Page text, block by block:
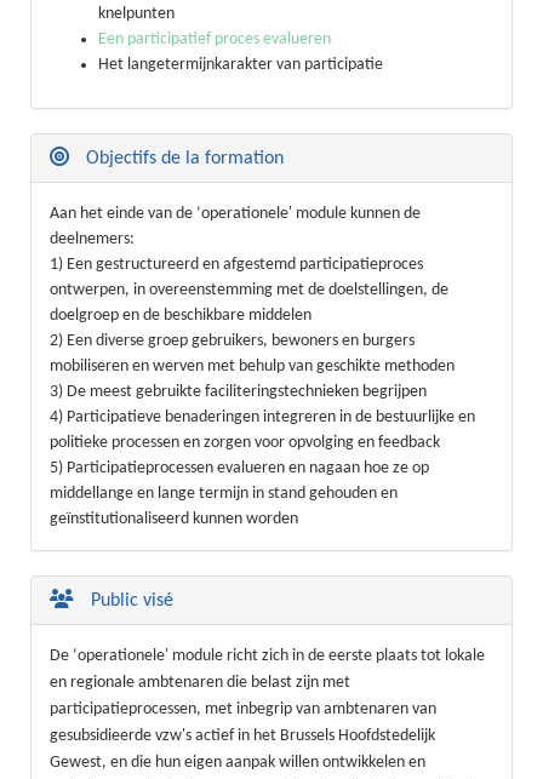
knelpunten
Een participatief proces evalueren
Het langetermijnkarakter van participatie
Objectifs de la formation
Aan het einde van de ‘operationele' module kunnen de
deelnemers:
1) Een gestructureerd en afgestemd participatieproces
ontwerpen, in overeenstemming met de doelstellingen, de
doelgroep en de beschikbare middelen
2) Een diverse groep gebruikers, bewoners en burgers
mobiliseren en werven met behulp van geschikte methoden
3) De meest gebruikte faciliteringstechnieken begrijpen
4) Participatieve benaderingen integreren in de bestuurlijke en
politieke processen en zorgen voor opvolging en feedback
5) Participatieprocessen evalueren en nagaan hoe ze op
middellange en lange termijn in stand gehouden en
geïnstitutionaliseerd kunnen worden
Public visé
De ‘operationele' module richt zich in de eerste plaats tot lokale
en regionale ambtenaren die belast zijn met
participatieprocessen, met inbegrip van ambtenaren van
gesubsidieerde vzw's actief in het Brussels Hoofdstedelijk
Gewest, en die hun eigen aanpak willen ontwikkelen en